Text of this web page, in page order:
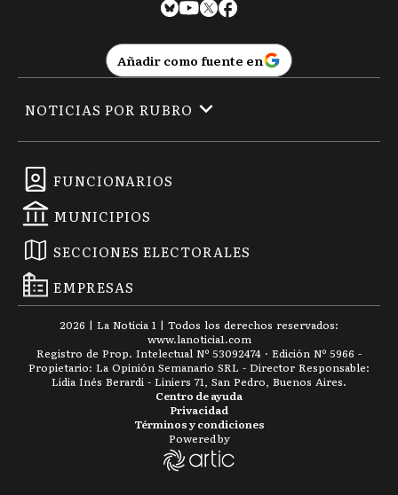
Añadir como fuente en
FUNCIONARIOS
MUNICIPIOS
SECCIONES ELECTORALES
EMPRESAS
NOTICIAS POR RUBRO
2026 | La Noticia 1 | Todos los derechos reservados:
www.lanoticia1.com
Registro de Prop. Intelectual Nº 53092474 · Edición Nº 5966 -
Propietario: La Opinión Semanario SRL - Director Responsable:
Lidia Inés Berardi - Liniers 71, San Pedro, Buenos Aires.
Términos y condiciones
Privacidad
Centro de ayuda
Powered by